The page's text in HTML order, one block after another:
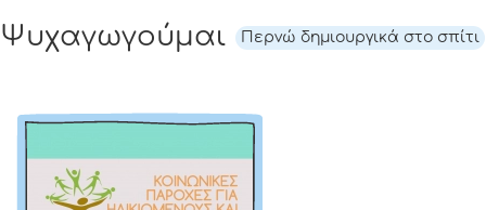
Ψυχαγωγούμαι Περνώ δημιουργικά στο σπίτι